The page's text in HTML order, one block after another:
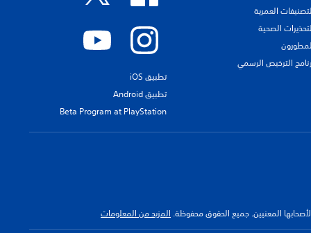
العمرية
الصحية
الترخيص الرسمي
تطبيق iOS
تطبيق Android
Beta Program at PlayStation
المعنيين. جميع الحقوق محفوظة. المزيد من المعلومات